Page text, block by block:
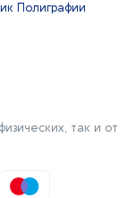
Полиграфии
так и от